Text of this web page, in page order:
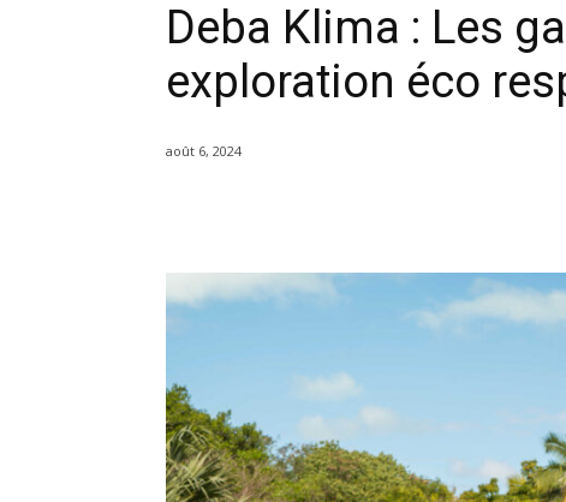
Deba Klima : Les
exploration éco
août 6, 2024